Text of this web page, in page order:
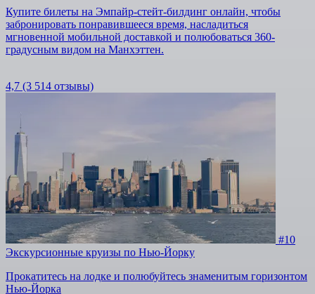
Купите билеты на Эмпайр-стейт-билдинг онлайн, чтобы
забронировать понравившееся время, насладиться
мгновенной мобильной доставкой и полюбоваться 360-
градусным видом на Манхэттен.
4,7 (3 514 отзывы)
#10
Экскурсионные круизы по Нью-Йорку
Прокатитесь на лодке и полюбуйтесь знаменитым горизонтом
Нью-Йорка